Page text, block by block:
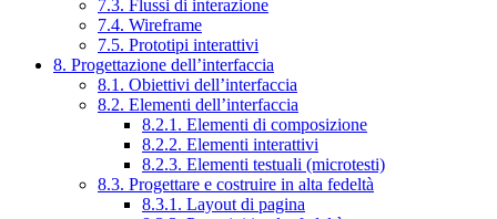
7.3. Flussi di interazione
7.4. Wireframe
7.5. Prototipi interattivi
8. Progettazione dell’interfaccia
8.1. Obiettivi dell’interfaccia
8.2. Elementi dell’interfaccia
8.2.1. Elementi di composizione
8.2.2. Elementi interattivi
8.2.3. Elementi testuali (microtesti)
8.3. Progettare e costruire in alta fedeltà
8.3.1. Layout di pagina